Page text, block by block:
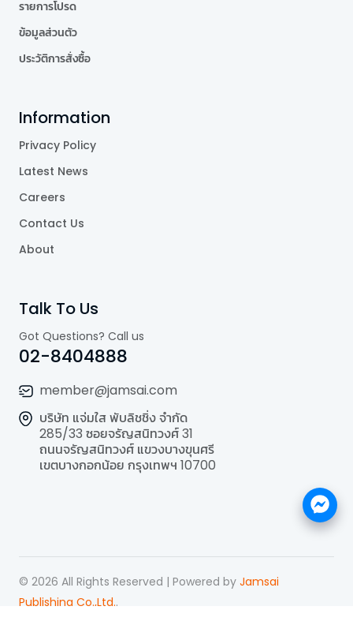
รายการโปรด
ข้อมูลส่วนตัว
ประวัติการสั่งซื้อ
Information
Privacy Policy
Latest News
Careers
Contact Us
About
Talk To Us
Got Questions? Call us
02-8404888
member@jamsai.com
บริษัท แจ่มใส พับลิชชิ่ง จำกัด
285/33 ซอยจรัญสนิทวงศ์ 31
ถนนจรัญสนิทวงศ์ แขวงบางขุนศรี
เขตบางกอกน้อย กรุงเทพฯ 10700
© 2026 All Rights Reserved | Powered by Jamsai
Publishing Co.,Ltd..